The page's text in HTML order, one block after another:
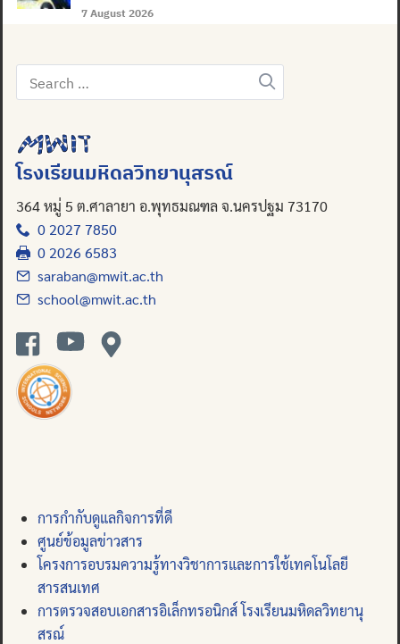
7 August 2026
Search
for:
โรงเรียนมหิดลวิทยานุสรณ์
364 หมู่ 5 ต.ศาลายา อ.พุทธมณฑล จ.นครปฐม 73170
0 2027 7850
0 2026 6583
saraban@mwit.ac.th
school@mwit.ac.th
การกำกับดูแลกิจการที่ดี
ศูนย์ข้อมูลข่าวสาร
โครงการอบรมความรู้ทางวิชาการและการใช้เทคโนโลยี
สารสนเทศ
การตรวจสอบเอกสารอิเล็กทรอนิกส์ โรงเรียนมหิดลวิทยานุ
สรณ์